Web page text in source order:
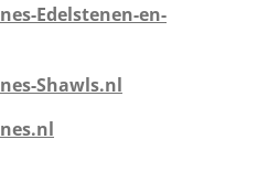
Edelstenen-en-
Shawls.nl